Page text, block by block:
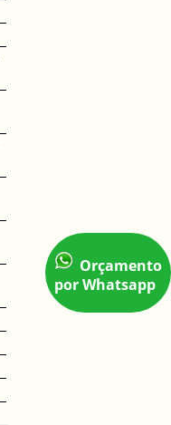
Orçamento
por Whatsapp